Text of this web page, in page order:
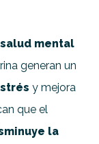
mental
generan un
y mejora
que el
la